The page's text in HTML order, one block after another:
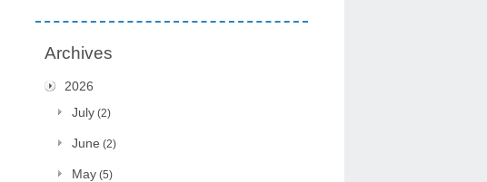
Archives
2026
July (2)
June (2)
May (5)